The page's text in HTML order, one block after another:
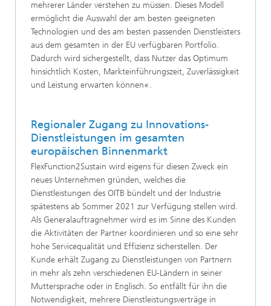
mehrerer Länder verstehen zu müssen. Dieses Modell
ermöglicht die Auswahl der am besten geeigneten
Technologien und des am besten passenden Dienstleisters
aus dem gesamten in der EU verfügbaren Portfolio.
Dadurch wird sichergestellt, dass Nutzer das Optimum
hinsichtlich Kosten, Markteinführungszeit, Zuverlässigkeit
und Leistung erwarten können« .
Regionaler Zugang zu Innovations-
Dienstleistungen im gesamten
europäischen Binnenmarkt
FlexFunction2Sustain wird eigens für diesen Zweck ein
neues Unternehmen gründen, welches die
Dienstleistungen des OITB bündelt und der Industrie
spätestens ab Sommer 2021 zur Verfügung stellen wird.
Als Generalauftragnehmer wird es im Sinne des Kunden
die Aktivitäten der Partner koordinieren und so eine sehr
hohe Servicequalität und Effizienz sicherstellen. Der
Kunde erhält Zugang zu Dienstleistungen von Partnern
in mehr als zehn verschiedenen EU-Ländern in seiner
Muttersprache oder in Englisch. So entfällt für ihn die
Notwendigkeit, mehrere Dienstleistungsverträge in